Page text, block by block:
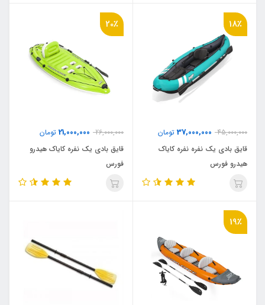
18٪
45,000,000
37,000,000 تومان
قایق بادی یک نفره نفره کایاک
هیدرو فورس
20٪
26,000,000
21,000,000 تومان
قایق بادی یک نفره کایاک هیدرو
فورس
19٪